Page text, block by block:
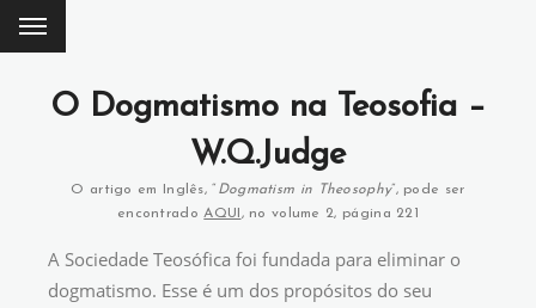
O Dogmatismo na Teosofia –
W.Q.Judge
O artigo em Inglês, “ Dogmatism in Theosophy”, pode ser
encontradoAQUI , no volume 2, página 221
A Sociedade Teosófica foi fundada para eliminar o
dogmatismo. Esse é um dos propósitos do seu